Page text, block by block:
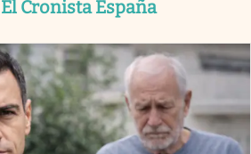
Cronista España